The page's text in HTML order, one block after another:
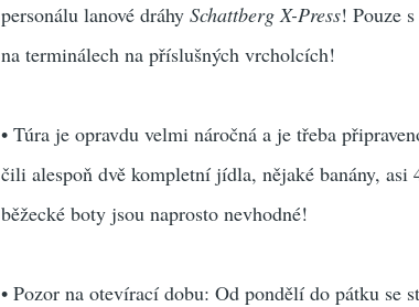
personálu lanové dráhySchattberg X-Press! Pouze
na terminálech na příslušných vrcholcích!
• Túra je opravdu velmi náročná a je třeba
čili alespoň dvě kompletní jídla, nějaké banány,
běžecké boty jsou naprosto nevhodné!
• Pozor na otevírací dobu: Od pondělí do pátku se